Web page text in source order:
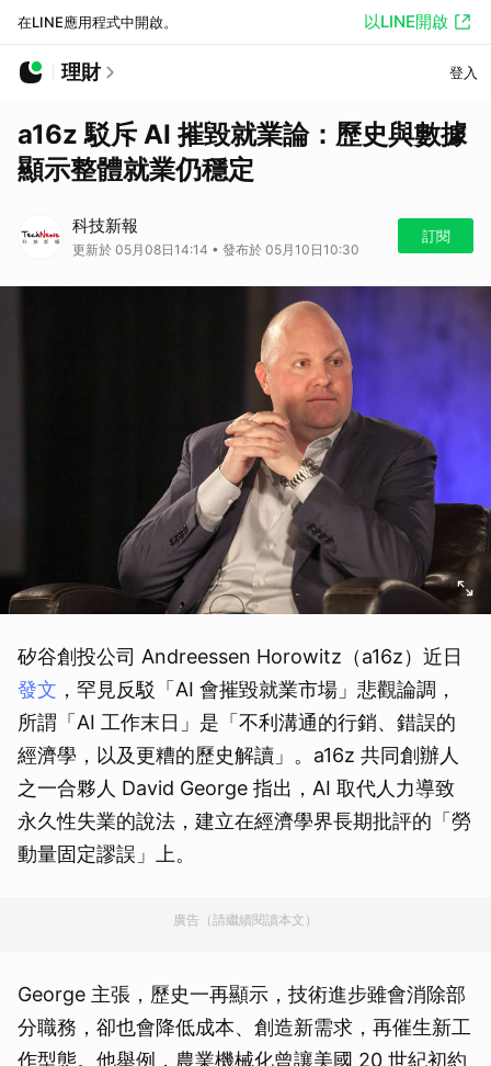
在LINE應用程式中開啟。 以LINE開啟
理財 登入
a16z 駁斥 AI 摧毀就業論：歷史與數據
顯示整體就業仍穩定
科技新報
更新於 05月08日14:14 • 發布於 05月10日10:30
訂閱
矽谷創投公司 Andreessen Horowitz（a16z）近日
發文 ，罕見反駁「AI 會摧毀就業市場」悲觀論調，
所謂「AI 工作末日」是「不利溝通的行銷、錯誤的
經濟學，以及更糟的歷史解讀」。a16z 共同創辦人
之一合夥人 David George 指出，AI 取代人力導致
永久性失業的說法，建立在經濟學界長期批評的「勞
動量固定謬誤」上。
廣告（請繼續閱讀本文）
George 主張，歷史一再顯示，技術進步雖會消除部
分職務，卻也會降低成本、創造新需求，再催生新工
作型態。他舉例，農業機械化曾讓美國 20 世紀初約